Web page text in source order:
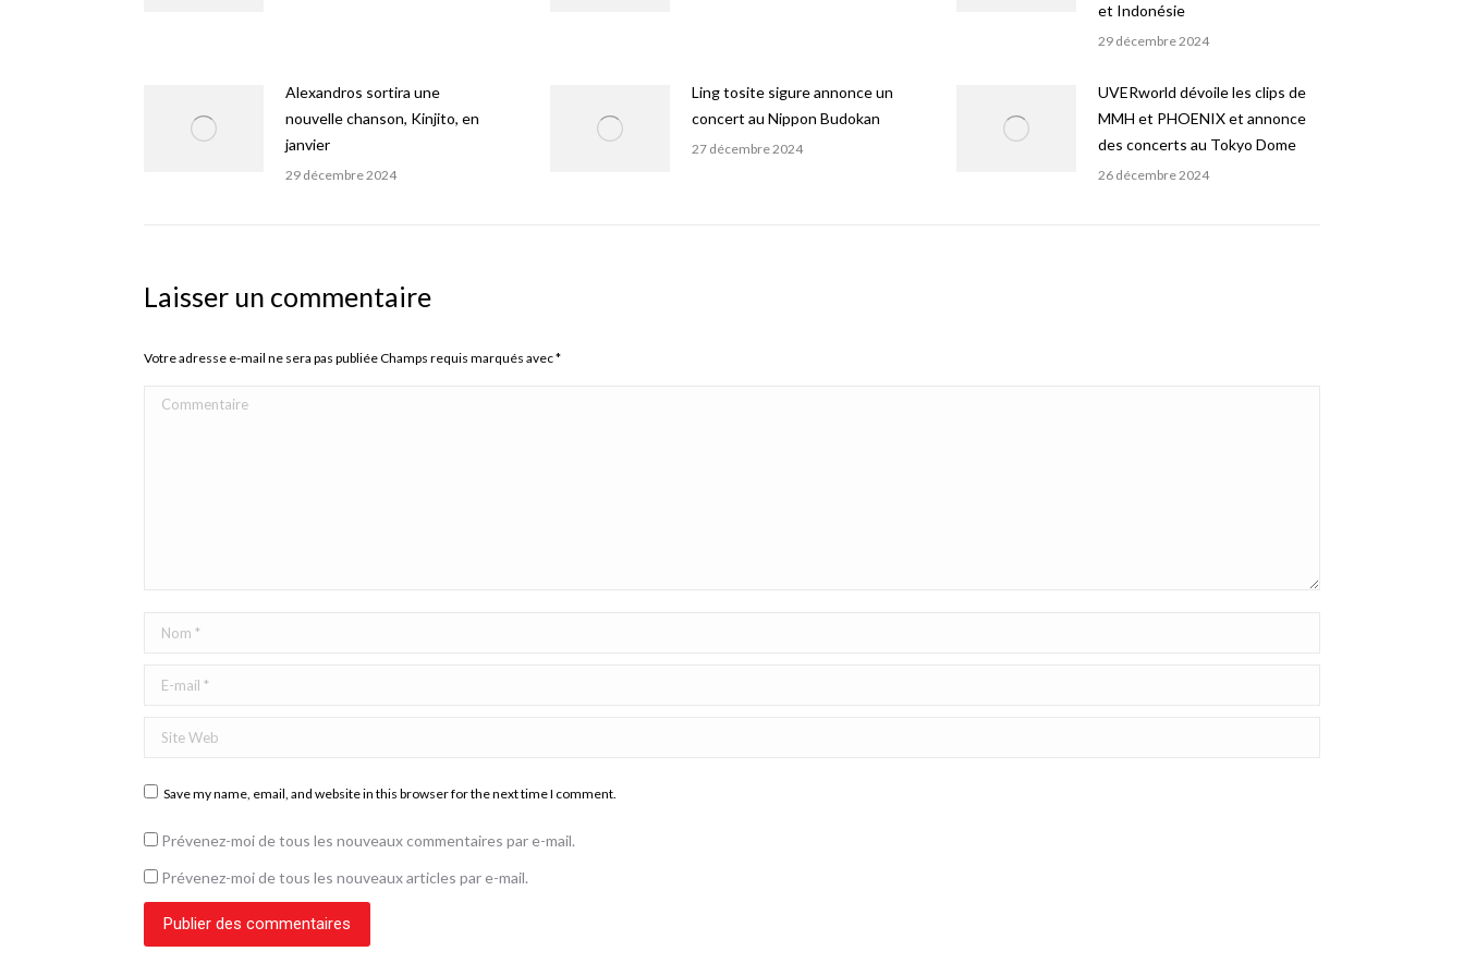
et Indonésie
29 décembre 2024
Alexandros sortira une
nouvelle chanson, Kinjito, en
janvier
29 décembre 2024
Ling tosite sigure annonce un
concert au Nippon Budokan
27 décembre 2024
UVERworld dévoile les clips de
MMH et PHOENIX et annonce
des concerts au Tokyo Dome
26 décembre 2024
Laisser un commentaire
Votre adresse e-mail ne sera pas publiée Champs requis marqués avec*
Commentaire
Nom *
E-mail *
Site Web
Save my name, email, and website in this browser for the next time I comment.
Prévenez-moi de tous les nouveaux commentaires par e-mail.
Prévenez-moi de tous les nouveaux articles par e-mail.
Publier des commentaires